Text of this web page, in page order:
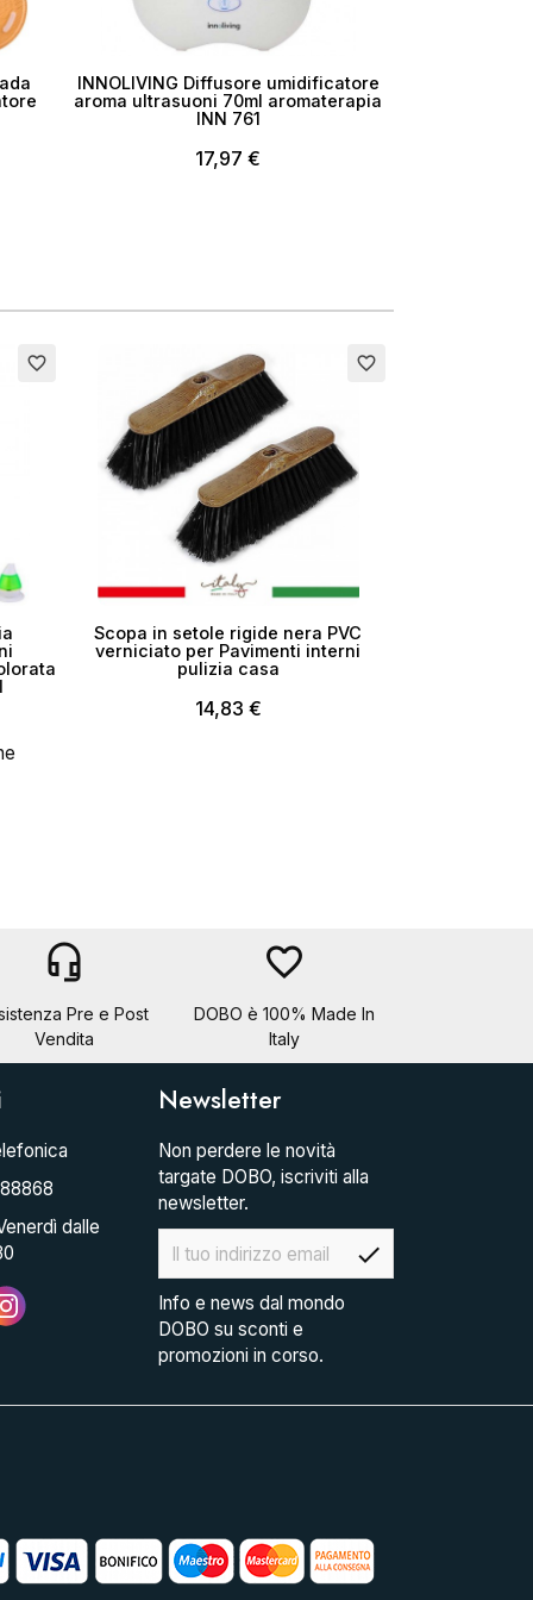
INNOLIVING Diffusore umidificatore
aroma ultrasuoni 70ml aromaterapia
INN 761
17,97 €
favorite_border favorite_border
Scopa in setole rigide nera PVC
verniciato per Pavimenti interni
pulizia casa
14,83 €
headset_mic
Pre e Post
Vendita
favorite_border
DOBO è 100% Made In
Italy
dalle
Newsletter
Non perdere le novità
targate DOBO, iscriviti alla
newsletter.
check
Info e news dal mondo
DOBO su sconti e
promozioni in corso.